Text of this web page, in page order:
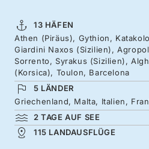
die mythische
Valletta beeindruckt mit
Uferbefestigungen,
Theater von Taormina
auf den Ätna eröffnet.
Rom, Sorrent, Agropoli
Sizilien, bevor Sie im
13 HÄFEN
Athen (Piräus), Gythion,
Giardini Naxos (Sizilien),
Sorrento, Syrakus (Sizilien),
(Korsica), Toulon, Barcelona
5 LÄNDER
Griechenland, Malta, Italien,
2 TAGE AUF SEE
115 LANDAUSFLÜGE